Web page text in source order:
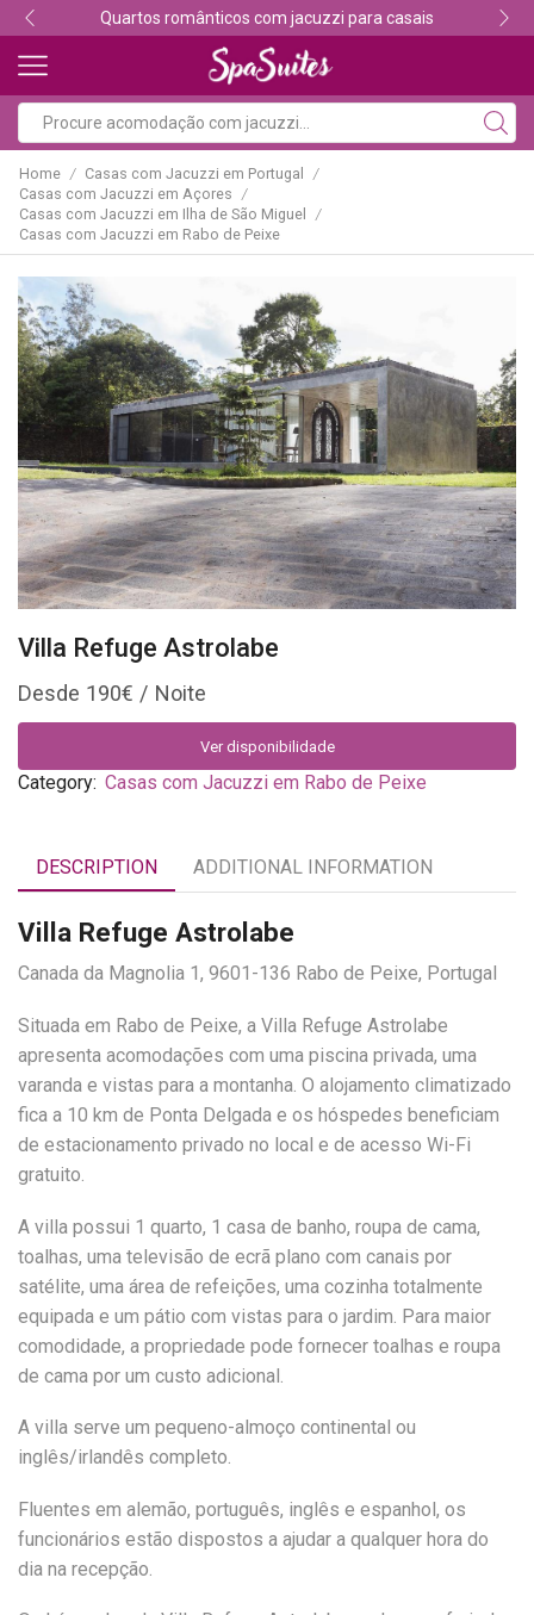
Quartos românticos com jacuzzi para casais
Home / Casas com Jacuzzi em Portugal /
Casas com Jacuzzi em Açores /
Casas com Jacuzzi em Ilha de São Miguel /
Casas com Jacuzzi em Rabo de Peixe
Villa Refuge Astrolabe
190€
Ver disponibilidade
Category: Casas com Jacuzzi em Rabo de Peixe
DESCRIPTION ADDITIONAL INFORMATION
Villa Refuge Astrolabe
Canada da Magnolia 1, 9601-136 Rabo de Peixe, Portugal
Situada em Rabo de Peixe, a Villa Refuge Astrolabe
apresenta acomodações com uma piscina privada, uma
varanda e vistas para a montanha. O alojamento climatizado
fica a 10 km de Ponta Delgada e os hóspedes beneficiam
de estacionamento privado no local e de acesso Wi-Fi
gratuito.
A villa possui 1 quarto, 1 casa de banho, roupa de cama,
toalhas, uma televisão de ecrã plano com canais por
satélite, uma área de refeições, uma cozinha totalmente
equipada e um pátio com vistas para o jardim. Para maior
comodidade, a propriedade pode fornecer toalhas e roupa
de cama por um custo adicional.
A villa serve um pequeno-almoço continental ou
inglês/irlandês completo.
Fluentes em alemão, português, inglês e espanhol, os
funcionários estão dispostos a ajudar a qualquer hora do
dia na recepção.